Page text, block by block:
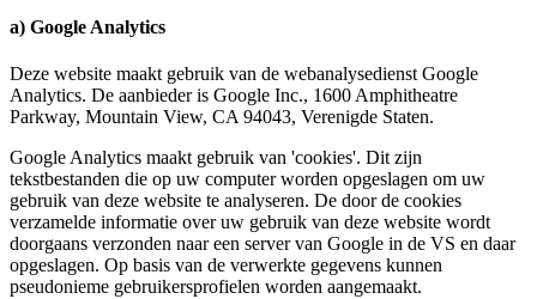
a) Google Analytics
Deze website maakt gebruik van de webanalysedienst Google
Analytics. De aanbieder is Google Inc., 1600 Amphitheatre
Parkway, Mountain View, CA 94043, Verenigde Staten.
Google Analytics maakt gebruik van 'cookies'. Dit zijn
tekstbestanden die op uw computer worden opgeslagen om uw
gebruik van deze website te analyseren. De door de cookies
verzamelde informatie over uw gebruik van deze website wordt
doorgaans verzonden naar een server van Google in de VS en daar
opgeslagen. Op basis van de verwerkte gegevens kunnen
pseudonieme gebruikersprofielen worden aangemaakt.